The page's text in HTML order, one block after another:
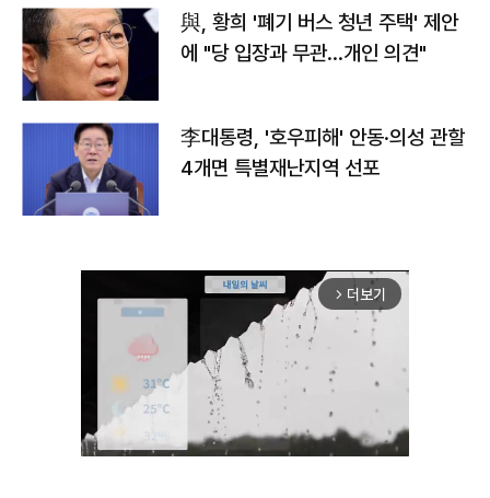
與, 황희 '폐기 버스 청년 주택' 제안
에 "당 입장과 무관…개인 의견"
李대통령, '호우피해' 안동·의성 관할
4개면 특별재난지역 선포
arrow_forward_ios 더보기